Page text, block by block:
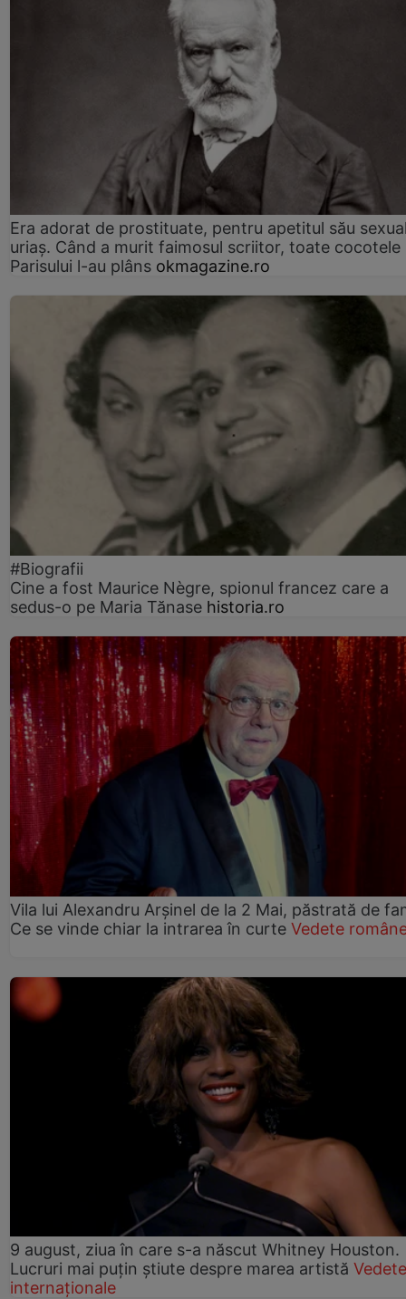
Era adorat de prostituate, pentru apetitul său
uriaș. Când a murit faimosul scriitor, toate cocotele
Parisului l-au plâns okmagazine.ro
#Biografii
Cine a fost Maurice Nègre, spionul francez care a
sedus-o pe Maria Tănase historia.ro
Vila lui Alexandru Arșinel de la 2 Mai, păstrată de
Ce se vinde chiar la intrarea în curte Vedete
9 august, ziua în care s-a născut Whitney Houston.
Lucruri mai puțin știute despre marea artistă Vedete
internaționale